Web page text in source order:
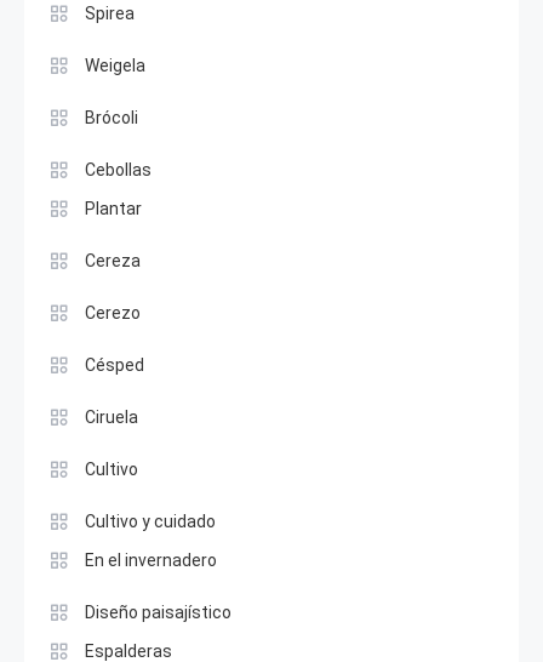
Spirea
Weigela
Brócoli
Cebollas
Plantar
Cereza
Cerezo
Césped
Ciruela
Cultivo
Cultivo y cuidado
En el invernadero
Diseño paisajístico
Espalderas